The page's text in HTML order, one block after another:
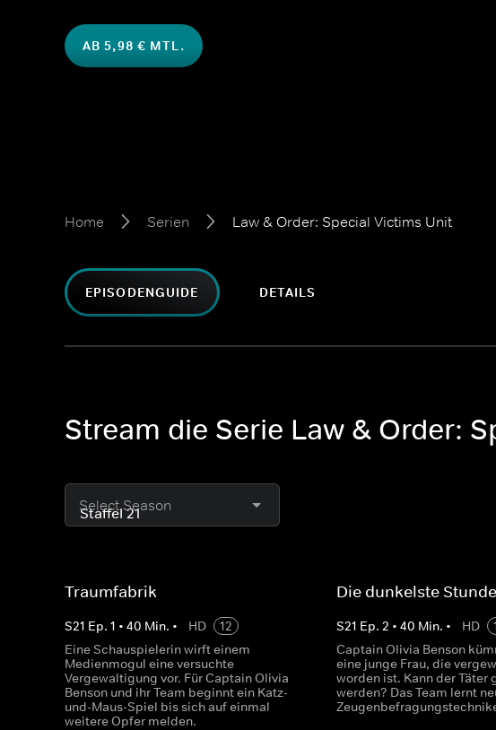
AB 5,98 € MTL.
Home Serien Law & Order: Special Victims Unit
EPISODENGUIDE DETAILS
Stream die Serie Law & Order:
Select Season
Traumfabrik
S21 Ep. 1 • 40 Min. • HD
12
Eine Schauspielerin wirft einem
Medienmogul eine versuchte
Vergewaltigung vor. Für Captain Olivia
Benson und ihr Team beginnt ein Katz-
und-Maus-Spiel bis sich auf einmal
weitere Opfer melden.
Die dunkelste Stunde
S21 Ep.2 •40 Min. • HD
Captain Olivia Benson
eine junge Frau, die
worden ist. Kann der Täter
werden? Das Team lernt